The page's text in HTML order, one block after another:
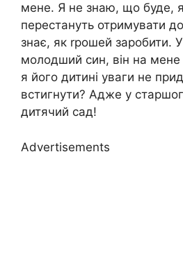
мене. Я не знаю, що буде,
перестануть отримувати
знає, як rрошей заробити.
молодший син, він на
я його дитині уваги не
встигнути? Адже у
дитячий сад!
Advertisements